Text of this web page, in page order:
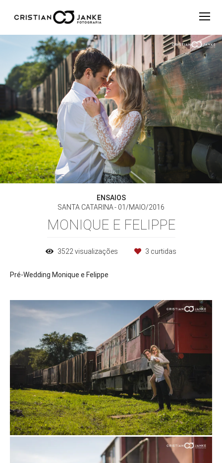
ENSAIOS
SANTA CATARINA
01/MAIO/2016
MONIQUE E FELIPPE
3522 visualizações 3 curtidas
Pré-Wedding Monique e Felippe